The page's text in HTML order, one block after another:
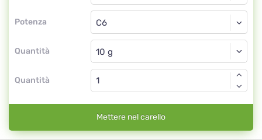
Potenza
Globuli
C6
Quantità
Globuli
Quantità
Mettere nel carello